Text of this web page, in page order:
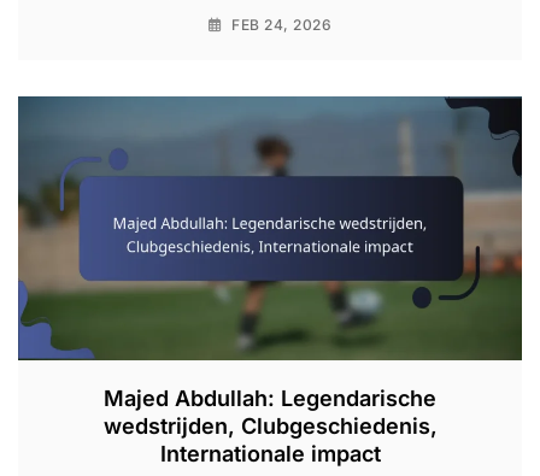
FEB 24, 2026
Majed Abdullah: Legendarische
wedstrijden, Clubgeschiedenis,
Internationale impact